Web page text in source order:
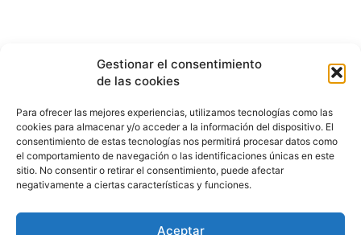
Gestionar el consentimiento
de las cookies
Para ofrecer las mejores experiencias, utilizamos tecnologías como las
cookies para almacenar y/o acceder a la información del dispositivo. El
consentimiento de estas tecnologías nos permitirá procesar datos como
el comportamiento de navegación o las identificaciones únicas en este
sitio. No consentir o retirar el consentimiento, puede afectar
negativamente a ciertas características y funciones.
Aceptar